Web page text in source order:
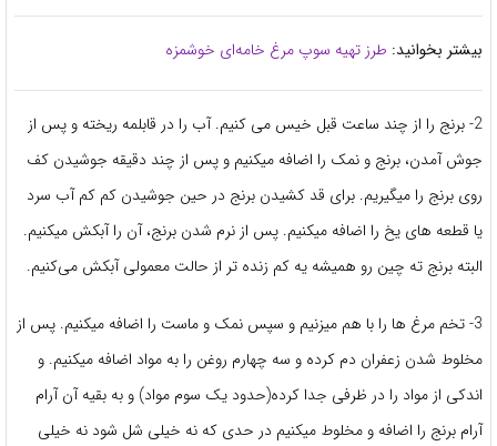
بیشتر بخوانید: طرز تهیه سوپ مرغ خامه‌ای خوشمزه
2- برنج را از چند ساعت قبل خیس می کنیم. آب را در قابلمه ریخته و پس از
جوش آمدن، برنج و نمک را اضافه میکنیم و پس از چند دقیقه جوشیدن کف
روی برنج را میگیریم. برای قد کشیدن برنج در حین جوشیدن کم کم آب سرد
یا قطعه های یخ را اضافه میکنیم. پس از نرم شدن برنج، آن را آبکش میکنیم.
البته برنج ته چین رو همیشه یه کم زنده تر از حالت معمولی آبکش می‌کنیم.
3- تخم مرغ ها را با هم میزنیم و سپس نمک و ماست را اضافه میکنیم. پس از
مخلوط شدن زعفران دم کرده و سه چهارم روغن را به مواد اضافه میکنیم. و
اندکی از مواد را در ظرفی جدا کرده(حدود یک سوم مواد) و به بقیه آن آرام
آرام برنج را اضافه و مخلوط میکنیم در حدی که نه خیلی شل شود نه خیلی